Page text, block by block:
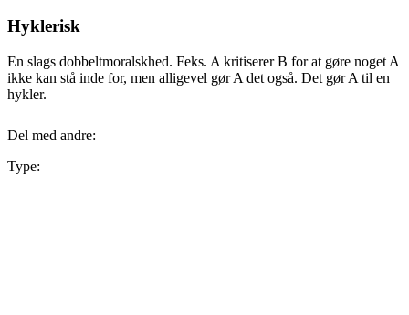
Hyklerisk
En slags dobbeltmoralskhed. Feks. A kritiserer B for at gøre noget A
ikke kan stå inde for, men alligevel gør A det også. Det gør A til en
hykler.
Del med andre:
Type: